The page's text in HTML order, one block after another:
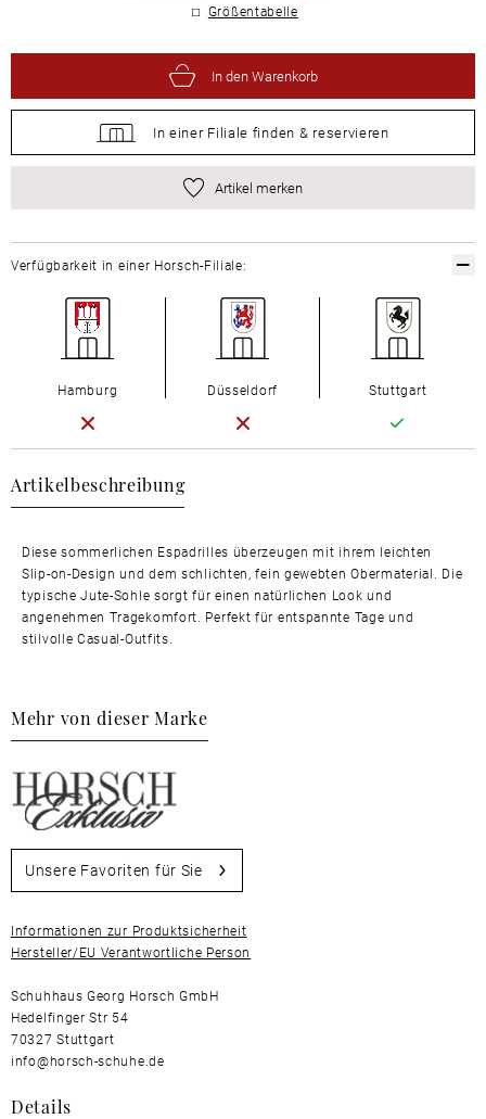
Größentabelle
In den Warenkorb
In einer Filiale finden & reservieren
Artikel merken
Artikelbeschreibung
Diese sommerlichen Espadrilles überzeugen mit ihrem leichten
Slip-on-Design und dem schlichten, fein gewebten Obermaterial. Die
typische Jute-Sohle sorgt für einen natürlichen Look und
angenehmen Tragekomfort. Perfekt für entspannte Tage und
stilvolle Casual-Outfits.
Mehr von dieser Marke
Unsere Favoriten für Sie
Informationen zur Produktsicherheit
Hersteller/EU Verantwortliche Person
Schuhhaus Georg Horsch GmbH
Hedelfinger Str 54
70327 Stuttgart
info@horsch-schuhe.de
Details
Verfügbarkeit in einer Horsch-Filiale:
Hamburg Düsseldorf Stuttgart